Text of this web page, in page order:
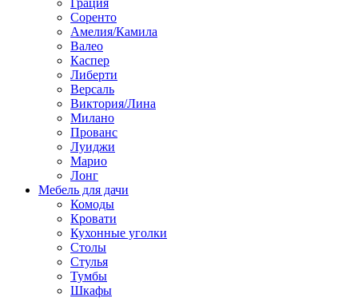
Грация
Соренто
Амелия/Камила
Валео
Каспер
Либерти
Версаль
Виктория/Лина
Милано
Прованс
Луиджи
Марио
Лонг
Мебель для дачи
Комоды
Кровати
Кухонные уголки
Столы
Стулья
Тумбы
Шкафы